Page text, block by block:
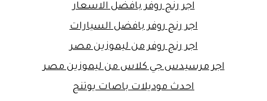
اجر رنج روفر بافضل الاسعار
اجر رنج روفر بافضل السيارات
اجر رنج روفر من ليموزين مصر
اجر مرسيدس جي كلاس من ليموزين مصر
احدث موديلات باصات يوتنج